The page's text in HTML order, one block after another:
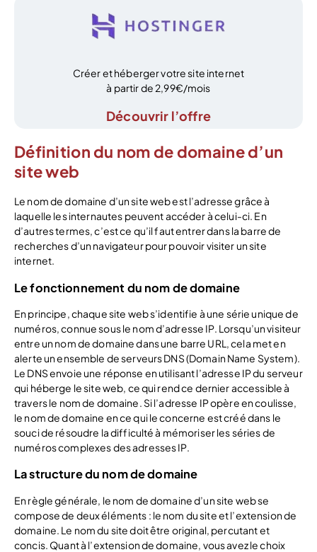
Créer et héberger votre site internet
à partir de 2,99€/mois
Découvrir l’offre
Définition du nom de domaine d’un
site web
Le nom de domaine d’un site web est l’adresse grâce à
laquelle les internautes peuvent accéder à celui-ci. En
d’autres termes, c’est ce qu’il faut entrer dans la barre de
recherches d’un navigateur pour pouvoir visiter un site
internet.
Le fonctionnement du nom de domaine
En principe, chaque site web s’identifie à une série unique de
numéros, connue sous le nom d’adresse IP. Lorsqu’un visiteur
entre un nom de domaine dans une barre URL, cela met en
alerte un ensemble de serveurs DNS (Domain Name System).
Le DNS envoie une réponse en utilisant l’adresse IP du serveur
qui héberge le site web, ce qui rend ce dernier accessible à
travers le nom de domaine. Si l’adresse IP opère en coulisse,
le nom de domaine en ce qui le concerne est créé dans le
souci de résoudre la difficulté à mémoriser les séries de
numéros complexes des adresses IP.
La structure du nom de domaine
En règle générale, le nom de domaine d’un site web se
compose de deux éléments : le nom du site et l’extension de
domaine. Le nom du site doit être original, percutant et
concis. Quant à l’extension de domaine, vous avez le choix